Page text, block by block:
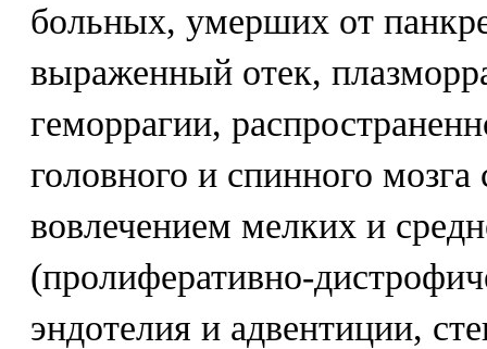
больных, умерших от
выраженный отек,
геморрагии,
головного и спинного
вовлечением мелких и
(пролиферативно-
эндотелия и адвентиции,